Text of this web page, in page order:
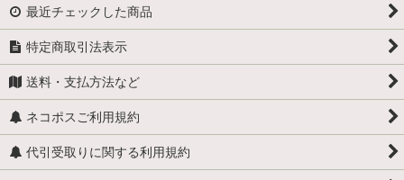
最近チェックした商品
特定商取引法表示
送料・支払方法など
ネコポスご利用規約
代引受取りに関する利用規約